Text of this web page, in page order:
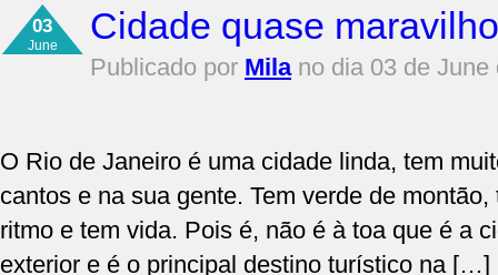
03
June Cidade quase
Publicado por Milano dia 03 de June
O Rio de Janeiro é uma cidade linda, tem
cantos e na sua gente. Tem verde de
ritmo e tem vida. Pois é, não é à toa que é a
exterior e é o principal destino turístico na […]